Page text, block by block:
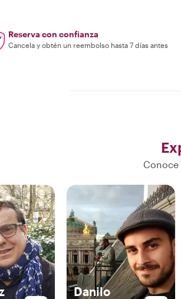
Reserva con confianza
Cancela y obtén un reembolso hasta 7 días antes
Conoce
Danilo